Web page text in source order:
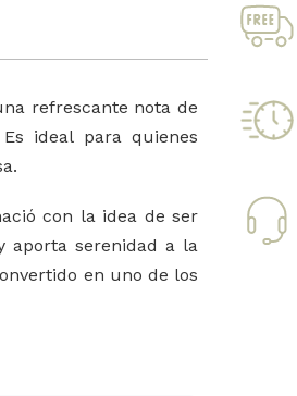
refrescante nota de
ideal para quienes
con la idea de ser
aporta serenidad a la
en uno de los